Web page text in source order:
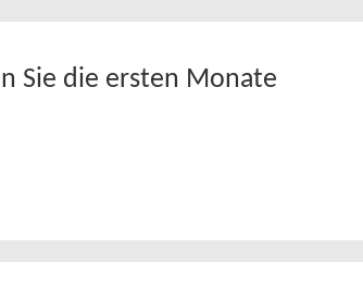
Sie die ersten Monate